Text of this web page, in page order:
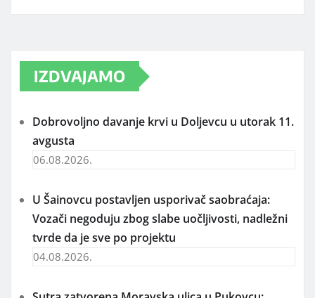
IZDVAJAMO
Dobrovoljno davanje krvi u Doljevcu u utorak 11.
avgusta
06.08.2026.
U Šainovcu postavljen usporivač saobraćaja:
Vozači negoduju zbog slabe uočljivosti, nadležni
tvrde da je sve po projektu
04.08.2026.